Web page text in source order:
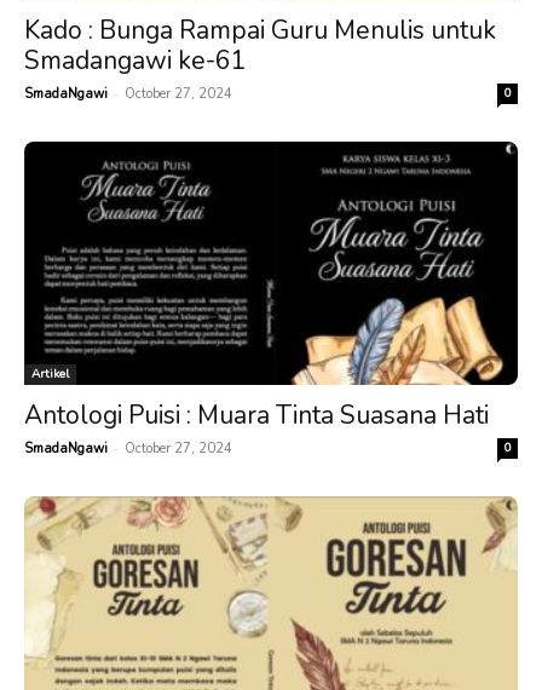
Kado : Bunga Rampai Guru Menulis untuk
Smadangawi ke-61
SmadaNgawi - October 27, 2024 0
Artikel
Antologi Puisi : Muara Tinta Suasana Hati
SmadaNgawi - October 27, 2024 0